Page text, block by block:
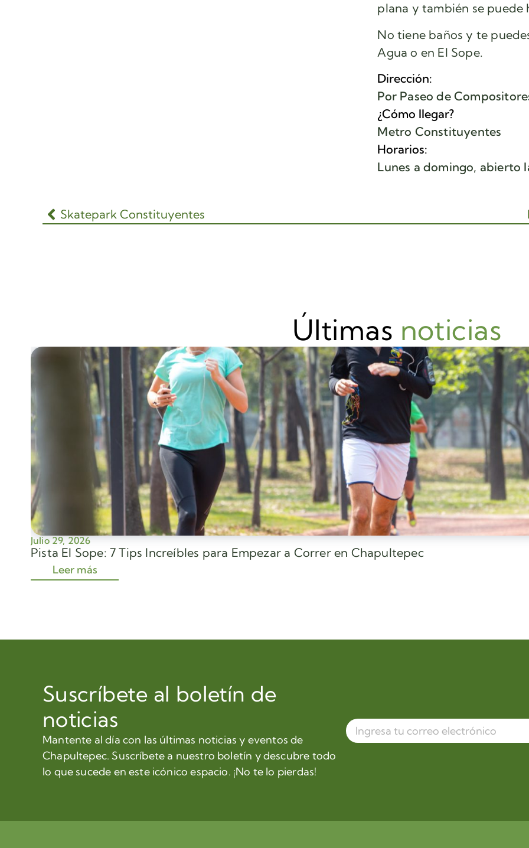
plana y también se puede
No tiene baños y te
Agua o en El Sope.
Dirección:
Por Paseo de
¿Cómo llegar?
Metro Constituyentes
Horarios:
Lunes a domingo, abierto
Skatepark Constituyentes
Últimas noticias
Julio 29, 2026
Pista El Sope: 7 Tips Increíbles para Empezar a Correr en Chapultepec
Leer más
Suscríbete al boletín de
noticias
Mantente al día con las últimas noticias y eventos de
Chapultepec. Suscríbete a nuestro boletín y descubre todo
lo que sucede en este icónico espacio. ¡No te lo pierdas!